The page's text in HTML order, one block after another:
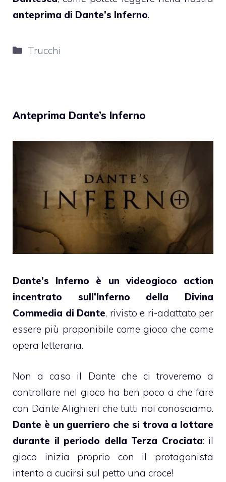
anteprima di Dante’s Inferno.
Categorie
Trucchi
Anteprima Dante’s Inferno
Dante’s Inferno è un videogioco action
incentrato sull’Inferno della Divina
Commedia di Dante, rivisto e ri-adattato per
essere più proponibile come gioco che come
opera letteraria.
Non a caso il Dante che ci troveremo a
controllare nel gioco ha ben poco a che fare
con Dante Alighieri che tutti noi conosciamo.
Dante è un guerriero che si trova a lottare
durante il periodo della Terza Crociata: il
gioco inizia proprio con il protagonista
intento a cucirsi sul petto una croce!